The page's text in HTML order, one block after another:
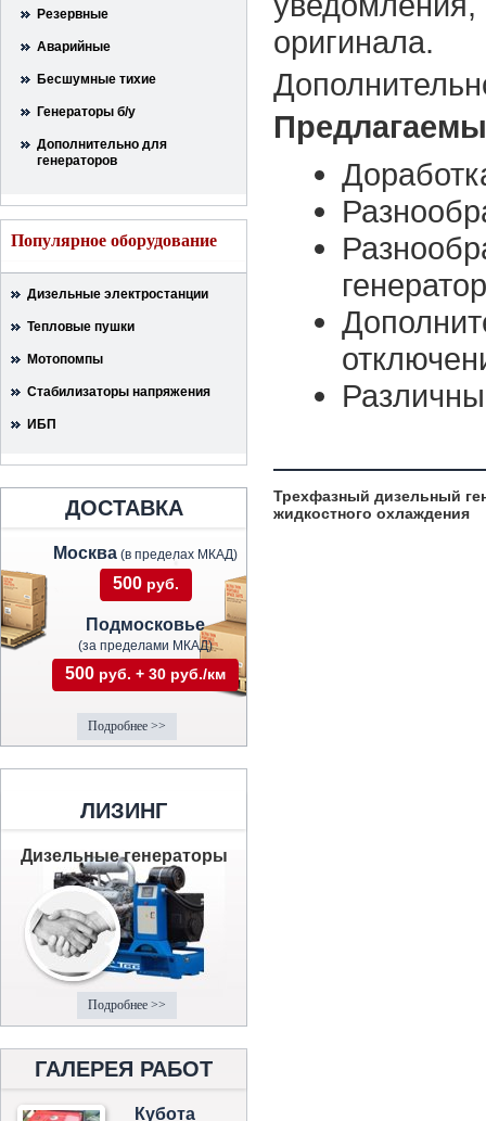
Резервные
Аварийные
Бесшумные тихие
Генераторы б/у
Дополнительно для
генераторов
Популярное оборудование
Дизельные электростанции
Тепловые пушки
Мотопомпы
Стабилизаторы напряжения
ИБП
ДОСТАВКА
Москва (в пределах МКАД)
500 руб.
Подмосковье
(за пределами МКАД)
500 руб. + 30 руб./км
Подробнее >>
ЛИЗИНГ
Дизельные генераторы
Подробнее >>
ГАЛЕРЕЯ РАБОТ
Кубота
оригинала.
Трехфазный дизельный
жидкостного охлаждения